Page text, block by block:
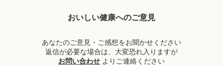
おいしい健康へのご意見
あなたのご意見・ご感想をお聞かせください
返信が必要な場合は、大変恐れ入りますが
お問い合わせ よりご連絡ください